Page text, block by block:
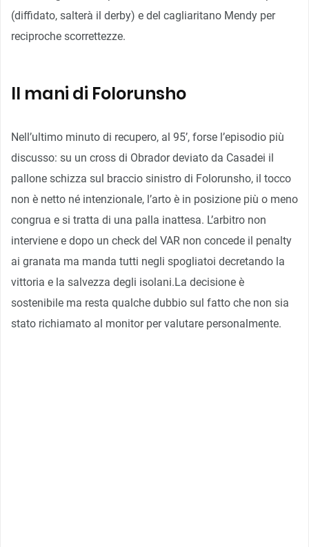
(diffidato, salterà il derby) e del cagliaritano Mendy per
reciproche scorrettezze.
Il mani di Folorunsho
Nell’ultimo minuto di recupero, al 95’, forse l’episodio più
discusso: su un cross di Obrador deviato da Casadei il
pallone schizza sul braccio sinistro di Folorunsho, il tocco
non è netto né intenzionale, l’arto è in posizione più o meno
congrua e si tratta di una palla inattesa. L’arbitro non
interviene e dopo un check del VAR non concede il penalty
ai granata ma manda tutti negli spogliatoi decretando la
vittoria e la salvezza degli isolani.La decisione è
sostenibile ma resta qualche dubbio sul fatto che non sia
stato richiamato al monitor per valutare personalmente.